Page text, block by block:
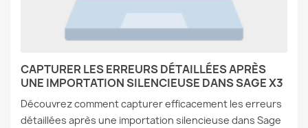
CAPTURER LES ERREURS DÉTAILLÉES APRÈS
UNE IMPORTATION SILENCIEUSE DANS SAGE X3
Découvrez comment capturer efficacement les erreurs
détaillées après une importation silencieuse dans Sage